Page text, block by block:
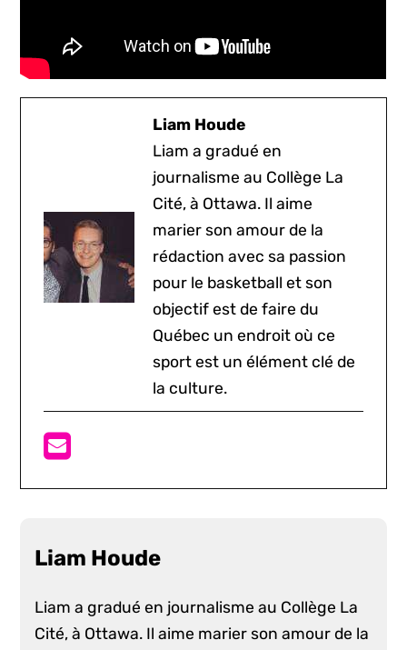
Liam Houde
Liam a gradué en
journalisme au Collège La
Cité, à Ottawa. Il aime
marier son amour de la
rédaction avec sa passion
pour le basketball et son
objectif est de faire du
Québec un endroit où ce
sport est un élément clé de
la culture.
Liam Houde
Liam a gradué en journalisme au Collège La
Cité, à Ottawa. Il aime marier son amour de la